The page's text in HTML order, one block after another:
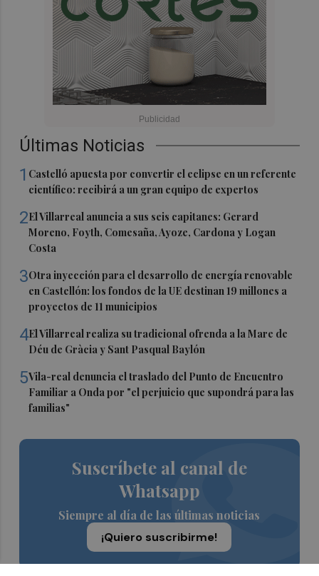
Últimas Noticias
1 Castelló apuesta por convertir el eclipse en un referente
científico: recibirá a un gran equipo de expertos
2El Villarreal anuncia a sus seis capitanes: Gerard
Moreno, Foyth, Comesaña, Ayoze, Cardona y Logan
Costa
3Otra inyección para el desarrollo de energía renovable
en Castellón: los fondos de la UE destinan 19 millones a
proyectos de 11 municipios
4El Villarreal realiza su tradicional ofrenda a la Mare de
Déu de Gràcia y Sant Pasqual Baylón
5Vila-real denuncia el traslado del Punto de Encuentro
Familiar a Onda por "el perjuicio que supondrá para las
familias"
Suscríbete al canal de
Whatsapp
Siempre al día de las últimas noticias
¡Quiero suscribirme!